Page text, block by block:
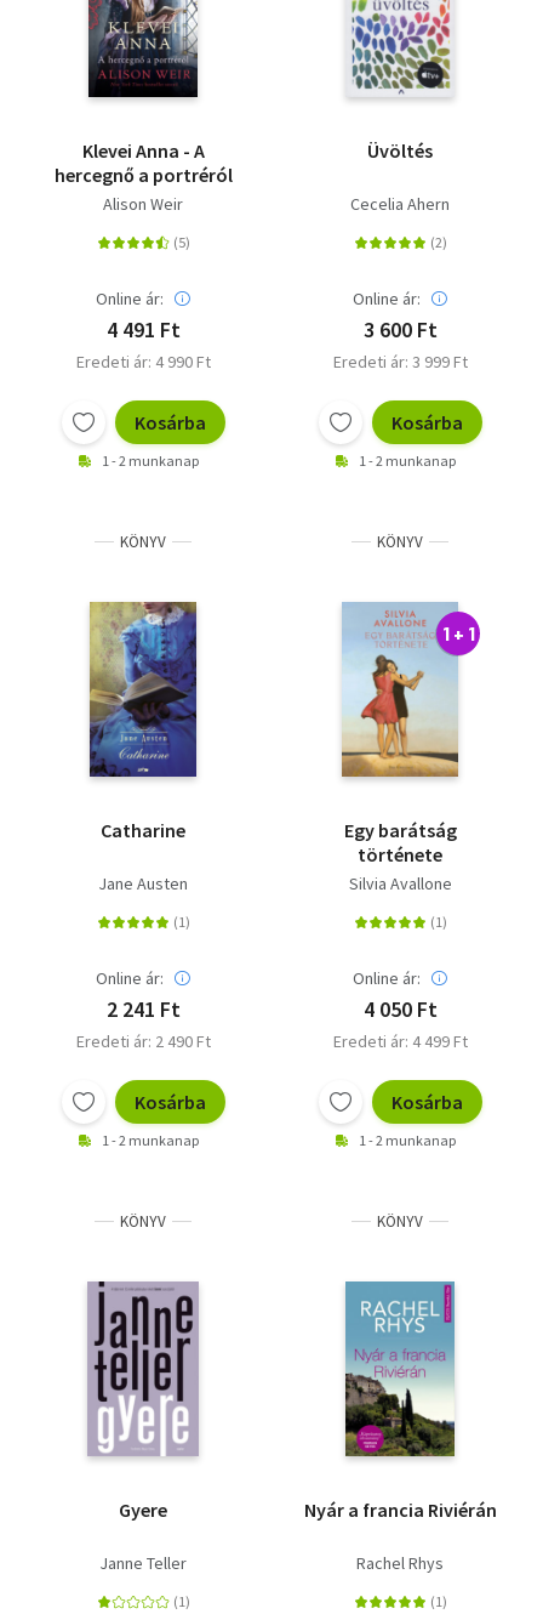
Klevei Anna - A
hercegnő a portréról
Alison Weir
Online ár:
4 491 Ft
Eredeti ár: 4 990 Ft
Kosárba
1 - 2 munkanap
Üvöltés
Cecelia Ahern
Online ár:
3 600 Ft
Eredeti ár: 3 999 Ft
Kosárba
1 - 2 munkanap
KÖNYV
Catharine
Jane Austen
Online ár:
2 241 Ft
Eredeti ár: 2 490 Ft
Kosárba
1 - 2 munkanap
KÖNYV
1 + 1
Egy barátság
története
Silvia Avallone
Online ár:
4 050 Ft
Eredeti ár: 4 499 Ft
Kosárba
1 - 2 munkanap
KÖNYV
Gyere
Janne Teller
KÖNYV
Nyár a francia Riviérán
Rachel Rhys